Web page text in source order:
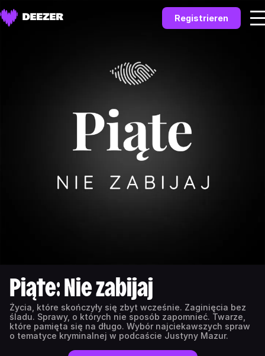
Registrieren
Piąte: Nie zabijaj
Życia, które skończyły się zbyt wcześnie. Zaginięcia bez
śladu. Sprawy, o których nie sposób zapomnieć. Twarze,
które pamięta się na długo. Wybór najciekawszych spraw
o tematyce kryminalnej w podcaście Justyny Mazur.